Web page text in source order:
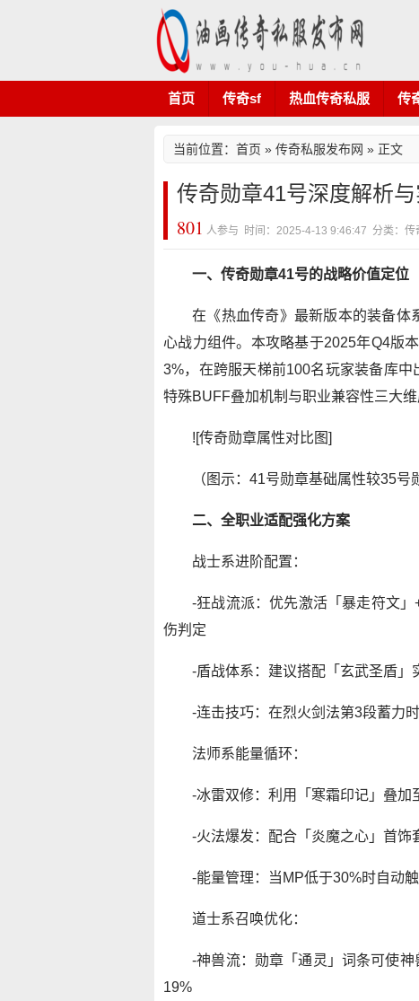
首页 传奇sf 热血传奇私服 传
当前位置： 首页 » 传奇私服发布网 » 正文
传奇勋章41号深度解析
801 人参与 时间：2025-4-13 9:46:47 分类：传
一、传奇勋章41号的战略价值定位
在《热血传奇》最新版本的装备体
心战力组件。本攻略基于2025年Q4版
3%，在跨服天梯前100名玩家装备库中
特殊BUFF叠加机制与职业兼容性三大
![传奇勋章属性对比图]
（图示：41号勋章基础属性较35
二、全职业适配强化方案
战士系进阶配置：
-狂战流派：优先激活「暴走符文
伤判定
-盾战体系：建议搭配「玄武圣盾
-连击技巧：在烈火剑法第3段蓄力
法师系能量循环：
-冰雷双修：利用「寒霜印记」叠
-火法爆发：配合「炎魔之心」首饰
-能量管理：当MP低于30%时自动
道士系召唤优化：
-神兽流：勋章「通灵」词条可使
19%